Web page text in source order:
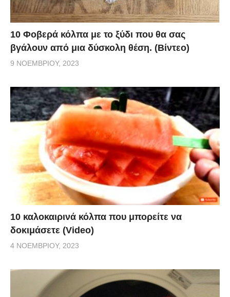
10 Φοβερά κόλπα με το ξύδι που θα σας
βγάλουν από μια δύσκολη θέση. (Βίντεο)
9 ΝΟΕΜΒΡΊΟΥ, 2023
10 καλοκαιρινά κόλπα που μπορείτε να
δοκιμάσετε (Video)
4 ΝΟΕΜΒΡΊΟΥ, 2023